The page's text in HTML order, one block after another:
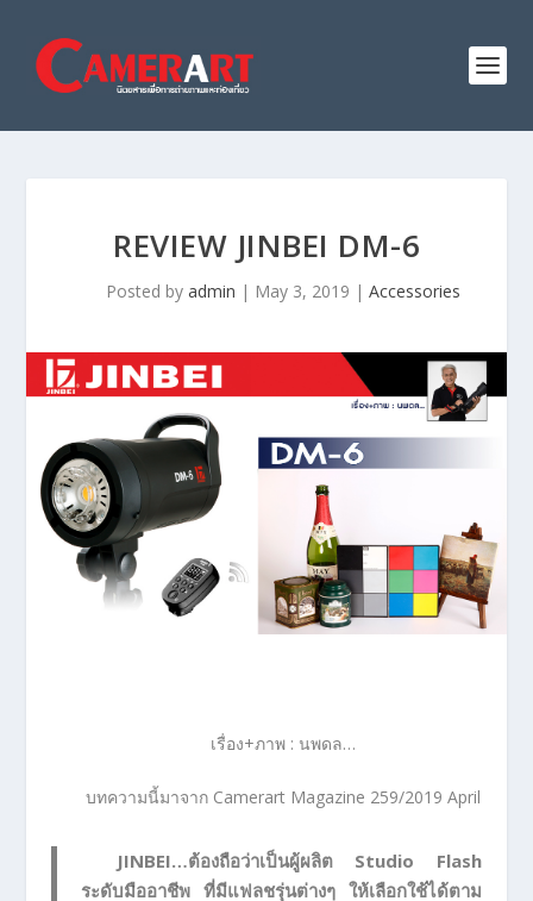
REVIEW JINBEI DM-6
Posted by admin | May 3, 2019 | Accessories
เรื่อง+ภาพ : นพดล…
บทความนี้มาจาก Camerart Magazine 259/2019 April
JINBEI…ต้องถือว่าเป็นผู้ผลิต Studio Flash
ระดับมืออาชีพ ที่มีแฟลชรุ่นต่างๆ ให้เลือกใช้ได้ตาม